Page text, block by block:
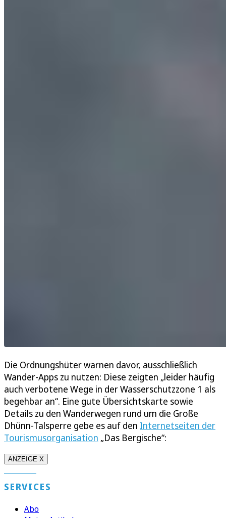
Die Ordnungshüter warnen davor, ausschließlich
Wander-Apps zu nutzen: Diese zeigten „leider häufig
auch verbotene Wege in der Wasserschutzzone 1 als
begehbar an“. Eine gute Übersichtskarte sowie
Details zu den Wanderwegen rund um die Große
Dhünn-Talsperre gebe es auf den Internetseiten der
Tourismusorganisation „Das Bergische“:
ANZEIGE X
SERVICES
Abo